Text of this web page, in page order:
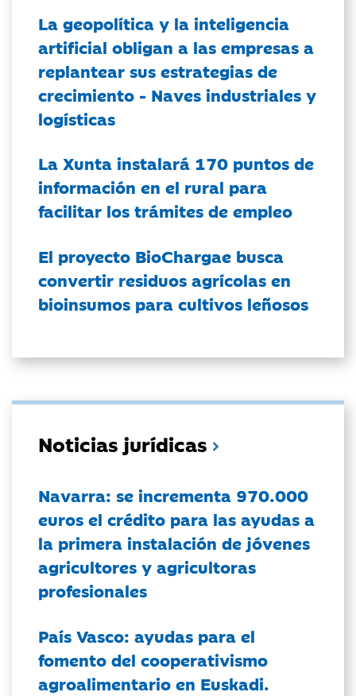
La geopolítica y la inteligencia
artificial obligan a las empresas a
replantear sus estrategias de
crecimiento - Naves industriales y
logísticas
La Xunta instalará 170 puntos de
información en el rural para
facilitar los trámites de empleo
El proyecto BioChargae busca
convertir residuos agrícolas en
bioinsumos para cultivos leñosos
Noticias jurídicas
Navarra: se incrementa 970.000
euros el crédito para las ayudas a
la primera instalación de jóvenes
agricultores y agricultoras
profesionales
País Vasco: ayudas para el
fomento del cooperativismo
agroalimentario en Euskadi.